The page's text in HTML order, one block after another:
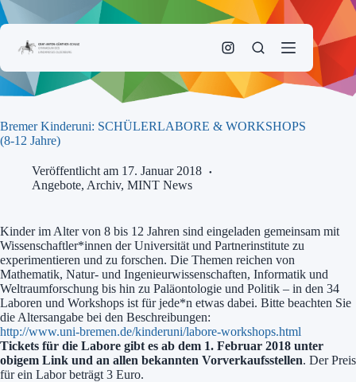
Zum
Inhalt
Bremer Kinderuni: SCHÜLERLABORE & WORKSHOPS
(8-12 Jahre)
Veröffentlicht am 17. Januar 2018
Angebote, Archiv, MINT News
Kinder im Alter von 8 bis 12 Jahren sind eingeladen gemeinsam mit
Wissenschaftler*innen der Universität und Partnerinstitute zu
experimentieren und zu forschen. Die Themen reichen von
Mathematik, Natur- und Ingenieurwissenschaften, Informatik und
Weltraumforschung bis hin zu Paläontologie und Politik – in den 34
Laboren und Workshops ist für jede*n etwas dabei. Bitte beachten Sie
die Altersangabe bei den Beschreibungen:
http://www.uni-bremen.de/kinderuni/labore-workshops.html
Tickets für die Labore gibt es ab dem 1. Februar 2018 unter
obigem Link und an allen bekannten Vorverkaufsstellen. Der Preis
für ein Labor beträgt 3 Euro.